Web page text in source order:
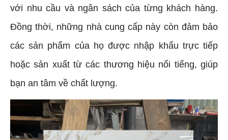
với nhu cầu và ngân sách của từng khách hàng.
Đồng thời, những nhà cung cấp này còn đảm bảo
các sản phẩm của họ được nhập khẩu trực tiếp
hoặc sản xuất từ các thương hiệu nổi tiếng, giúp
bạn an tâm về chất lượng.